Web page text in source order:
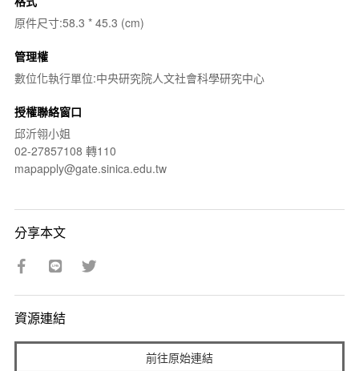
原件尺寸:58.3 * 45.3 (cm)
管理權
數位化執行單位:中央研究院人文社會科學研究中心
授權聯絡窗口
邱沂翎小姐
02-27857108 轉110
mapapply@gate.sinica.edu.tw
分享本文
資源連結
前往原始連結